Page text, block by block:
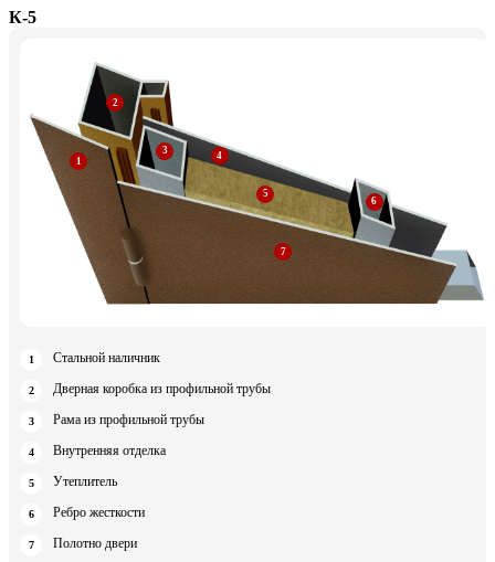
К-5
Стальной наличник
Дверная коробка из профильной трубы
Рама из профильной трубы
Внутренняя отделка
Утеплитель
Ребро жесткости
Полотно двери